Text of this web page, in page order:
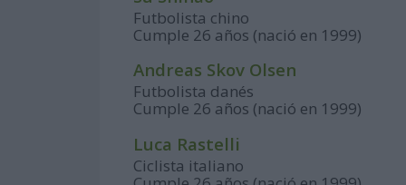
Futbolista chino
Cumple 26 años (nació en 1999)
Andreas Skov Olsen
Futbolista danés
Cumple 26 años (nació en 1999)
Luca Rastelli
Ciclista italiano